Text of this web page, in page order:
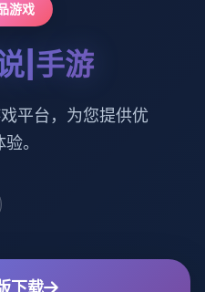
游戏
|手游
平台，为您提供优
。
下载